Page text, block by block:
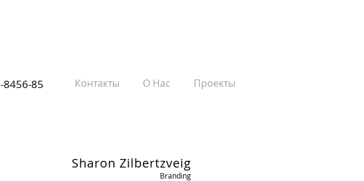
8456-85 Контакты О Нас Проекты
Sharon Zilbertzveig
Branding